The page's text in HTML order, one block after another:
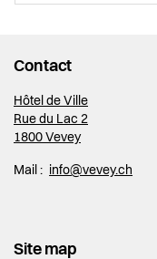
Contact
Hôtel de Ville
Rue du Lac 2
1800 Vevey
Mail : info@vevey.ch
Site map